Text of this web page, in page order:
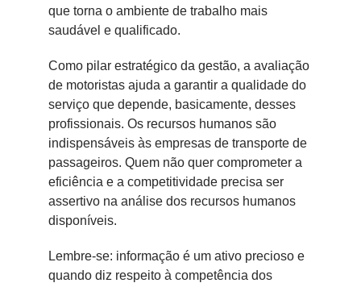
que torna o ambiente de trabalho mais
saudável e qualificado.
Como pilar estratégico da gestão, a avaliação
de motoristas ajuda a garantir a qualidade do
serviço que depende, basicamente, desses
profissionais. Os recursos humanos são
indispensáveis às empresas de transporte de
passageiros. Quem não quer comprometer a
eficiência e a competitividade precisa ser
assertivo na análise dos recursos humanos
disponíveis.
Lembre-se: informação é um ativo precioso e
quando diz respeito à competência dos